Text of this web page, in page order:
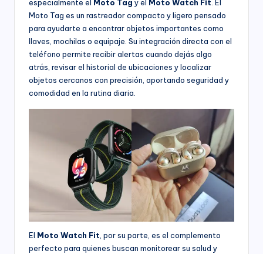
especialmente el Moto Tag y el Moto Watch Fit . El
Moto Tag es un rastreador compacto y ligero pensado
para ayudarte a encontrar objetos importantes como
llaves, mochilas o equipaje. Su integración directa con el
teléfono permite recibir alertas cuando dejás algo
atrás, revisar el historial de ubicaciones y localizar
objetos cercanos con precisión, aportando seguridad y
comodidad en la rutina diaria.
El Moto Watch Fit, por su parte, es el complemento
perfecto para quienes buscan monitorear su salud y